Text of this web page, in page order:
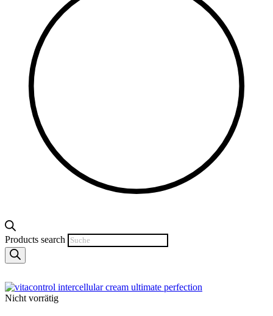
Products search
Nicht vorrätig